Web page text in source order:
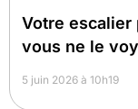
Votre
vous ne le
5 juin 2026 à 10h19